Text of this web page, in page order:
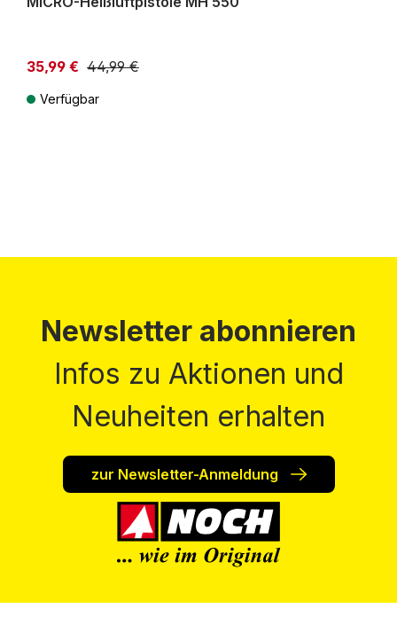
35,99 € 44,99 €
Verfügbar
Newsletter abonnieren
Infos zu Aktionen und
Neuheiten erhalten
zur Newsletter-Anmeldung